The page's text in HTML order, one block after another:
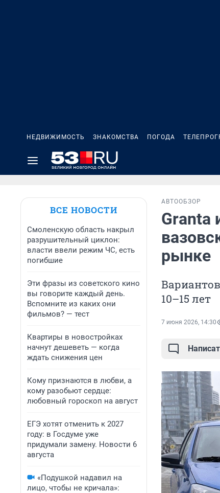
НЕДВИЖИМОСТЬ ЗНАКОМСТВА ПОГОДА
ВСЕ НОВОСТИ
Смоленскую область накрыл
разрушительный циклон:
власти ввели режим ЧС, есть
погибшие
Эти фразы из советского кино
вы говорите каждый день.
Вспомните из каких они
фильмов? — тест
Квартиры в новостройках
начнут дешеветь — когда
ждать снижения цен
Кому признаются в любви, а
кому разобьют сердце:
любовный гороскоп на август
ЕГЭ хотят отменить к 2027
году: в Госдуме уже
придумали замену. Новости 6
августа
«Подушкой надавил на
лицо, чтобы не кричала»:
АВТООБЗОР
Granta
рынке
10–15 лет
7 июня 2026, 14:30